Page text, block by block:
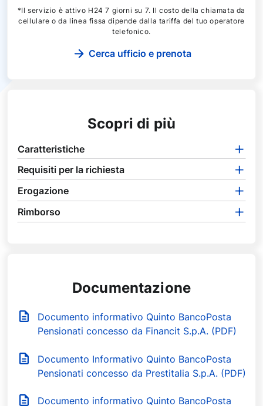
*Il servizio è attivo H24 7 giorni su 7. Il costo della chiamata da
cellulare o da linea fissa dipende dalla tariffa del tuo operatore
telefonico.
Cerca ufficio e prenota
Scopri di più
Caratteristiche
Requisiti per la richiesta
Erogazione
Rimborso
Documentazione
Documento informativo Quinto BancoPosta
Pensionati concesso da Financit S.p.A. (PDF)
Documento Informativo Quinto BancoPosta
Pensionati concesso da Prestitalia S.p.A. (PDF)
Documento informativo Quinto BancoPosta